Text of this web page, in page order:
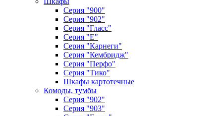
Серия "900"
Серия "902"
Серия "Гласс"
Серия "Е"
Серия "Карнеги"
Серия "Кембридж"
Серия "Перфо"
Серия "Тико"
Шкафы картотечные
Комоды, тумбы
Серия "902"
Серия "903"